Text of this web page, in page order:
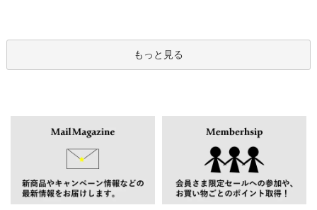
もっと見る